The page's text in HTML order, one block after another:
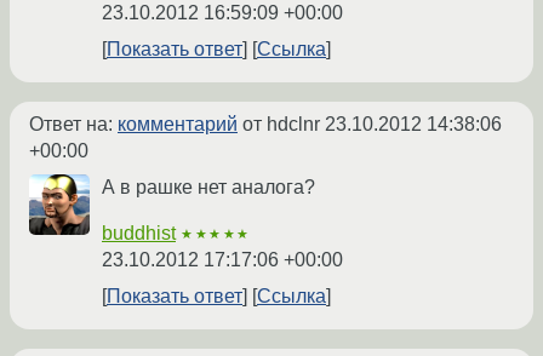
23.10.2012 16:59:09 +00:00
Показать ответ
Ссылка
Ответ на: комментарий от hdclnr 23.10.2012 14:38:06
+00:00
А в рашке нет аналога?
buddhist ★★★★★
23.10.2012 17:17:06 +00:00
Показать ответ
Ссылка